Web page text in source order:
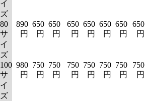
イ
ズ
80
サ
イ
ズ
890
円
650
円
650
円
650
円
650
円
650
円
650
円
650
円
100
サ
イ
ズ
980
円
750
円
750
円
750
円
750
円
750
円
750
円
750
円